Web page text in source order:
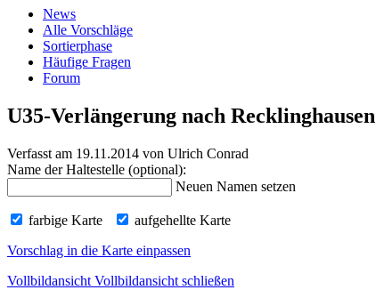
Zum
Inhalt
springen
News
Alle Vorschläge
Sortierphase
Häufige Fragen
Forum
U35-Verlängerung nach Recklinghausen
Verfasst am 19.11.2014 von Ulrich Conrad
Name der Haltestelle (optional):
Neuen Namen setzen
farbige Karte
aufgehellte Karte
Vorschlag in die Karte einpassen
Vollbildansicht Vollbildansicht schließen